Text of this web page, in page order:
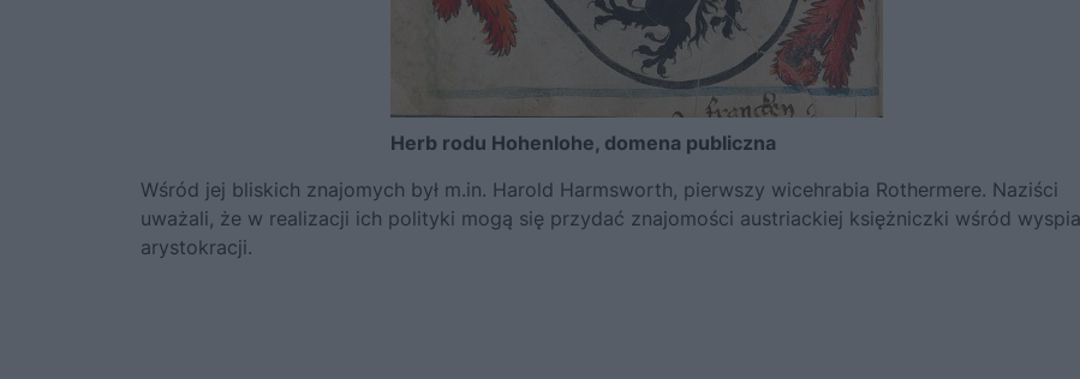
Herb rodu Hohenlohe, domena publiczna
Wśród jej bliskich znajomych był m.in. Harold Harmsworth, pierwszy wicehrabia Rothermere. Naziści
uważali, że w realizacji ich polityki mogą się przydać znajomości austriackiej księżniczki wśród
arystokracji.